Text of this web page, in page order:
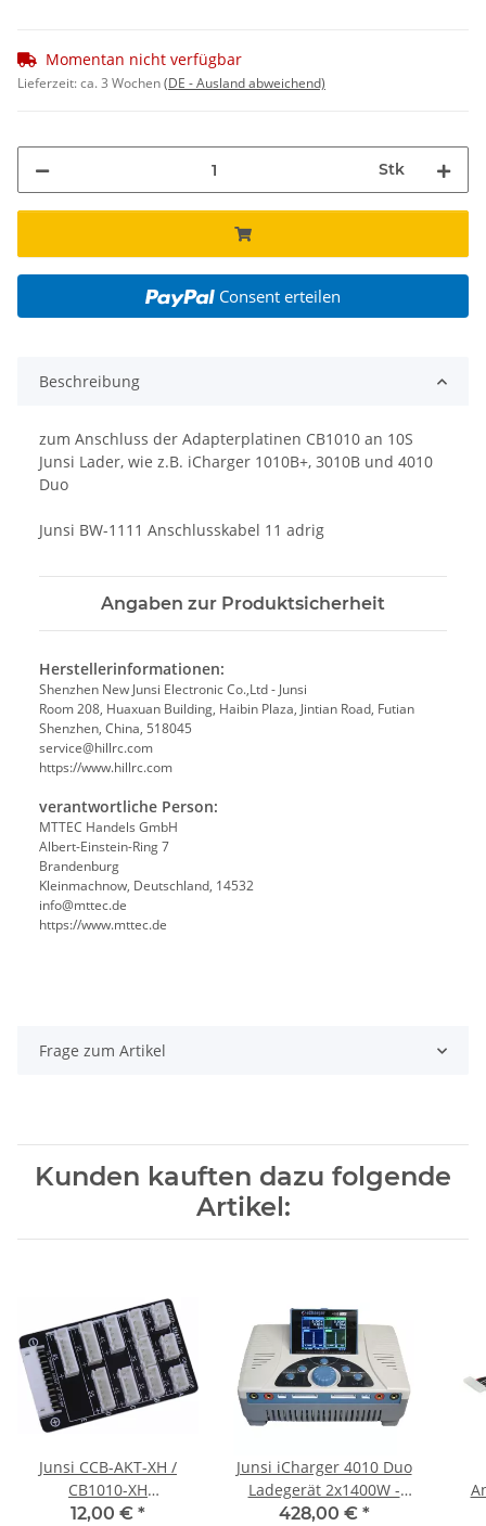
Momentan nicht verfügbar
Lieferzeit:ca. 3 Wochen(DE - Ausland abweichend)
Stk
Consent erteilen
Beschreibung
zum Anschluss der Adapterplatinen CB1010 an 10S
Junsi Lader, wie z.B. iCharger 1010B+, 3010B und 4010
Duo
Junsi BW-1111 Anschlusskabel 11 adrig
Angaben zur Produktsicherheit
Herstellerinformationen:
Shenzhen New Junsi Electronic Co.,Ltd - Junsi
Room 208, Huaxuan Building, Haibin Plaza, Jintian Road, Futian
Shenzhen, China, 518045
service@hillrc.com
https://www.hillrc.com
verantwortliche Person:
MTTEC Handels GmbH
Albert-Einstein-Ring 7
Brandenburg
Kleinmachnow, Deutschland, 14532
info@mttec.de
https://www.mttec.de
Frage zum Artikel
Kunden kauften dazu folgende
Artikel:
Junsi CCB-AKT-XH /
CB1010-XH
Adapterplatte - XHR
12,00 € *
Junsi iCharger 4010 Duo
Ladegerät 2x1400W -
10S
428,00 € *